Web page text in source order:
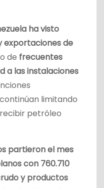
ha visto
exportaciones de
de frecuentes
a las instalaciones
limitando
petróleo
partieron el mes
con 760.710
y productos